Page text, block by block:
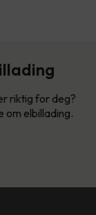
riktig for deg?
om elbillading.